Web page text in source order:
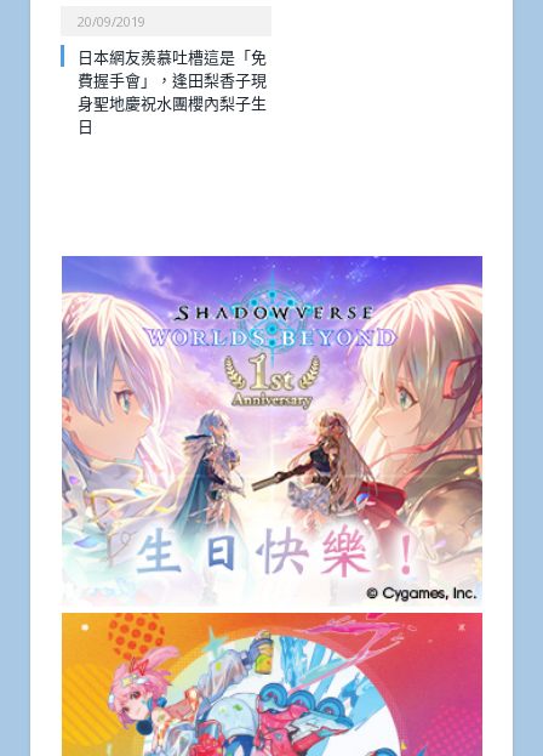
20/09/2019
日本網友羨慕吐槽這是「免
費握手會」，逢田梨香子現
身聖地慶祝水團櫻內梨子生
日